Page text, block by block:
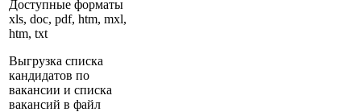
Доступные форматы
xls, doc, pdf, htm, mxl,
htm, txt
Выгрузка списка
кандидатов по
вакансии и списка
вакансий в файл